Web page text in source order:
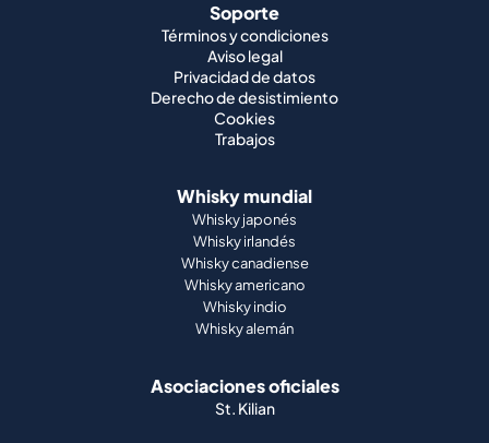
Soporte
Términos y condiciones
Aviso legal
Privacidad de datos
Derecho de desistimiento
Cookies
Trabajos
Whisky mundial
Whisky japonés
Whisky irlandés
Whisky canadiense
Whisky americano
Whisky indio
Whisky alemán
Asociaciones oficiales
St. Kilian